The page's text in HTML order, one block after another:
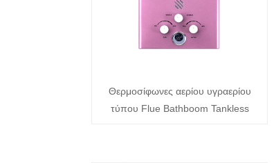
Θερμοσίφωνες αερίου υγραερίου
τύπου Flue Bathboom Tankless